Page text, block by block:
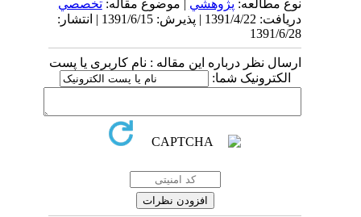
نوع مطالعه:پژوهشي| موضوع مقاله:تخصصي
دریافت: 1391/4/22 | پذیرش: 1391/6/15 | انتشار:
1391/6/28
ارسال نظر درباره این مقاله : نام کاربری یا پست
الکترونیک شما: